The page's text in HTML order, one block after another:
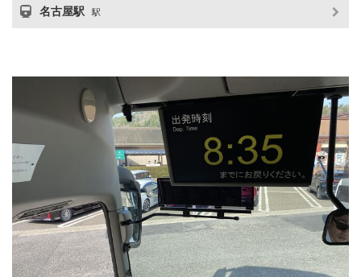
名古屋駅 駅